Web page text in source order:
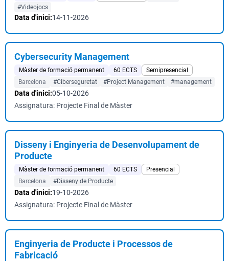
#Videojocs
Data d'inici:14-11-2026
Cybersecurity Management
Màster de formació permanent 60 ECTS
Semipresencial
Barcelona
#Ciberseguretat #Project Management #management
Data d'inici:05-10-2026
Assignatura: Projecte Final de Màster
Disseny i Enginyeria de Desenvolupament de
Producte
Màster de formació permanent 60 ECTS
Presencial
Barcelona
#Disseny de Producte
Data d'inici:19-10-2026
Assignatura: Projecte Final de Màster
Enginyeria de Producte i Processos de
Fabricació